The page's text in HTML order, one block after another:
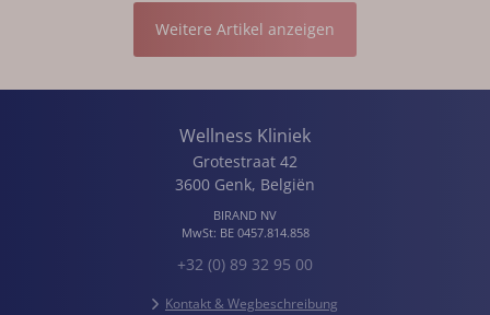
Weitere Artikel anzeigen
Wellness Kliniek
Grotestraat 42
3600 Genk, Belgiën
BIRAND NV
MwSt: BE 0457.814.858
+32 (0) 89 32 95 00
Kontakt & Wegbeschreibung